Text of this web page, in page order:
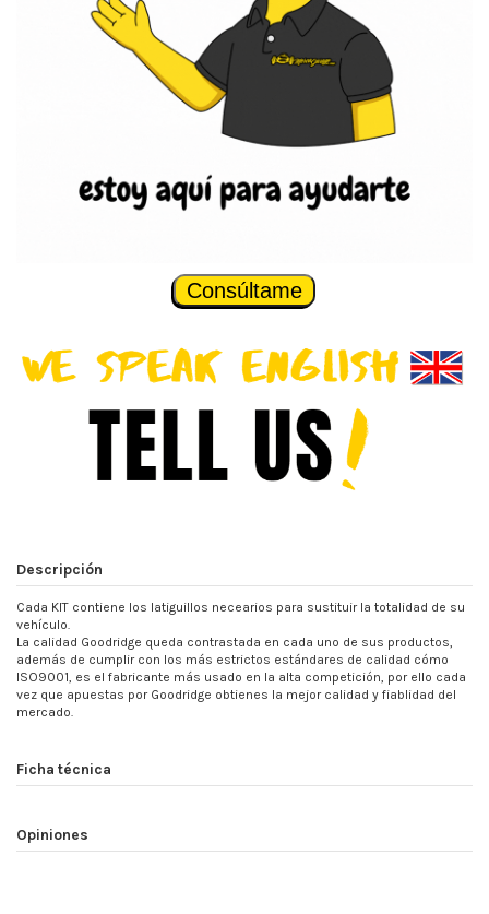
Consúltame
Descripción
Cada KIT contiene los latiguillos necearios para sustituir la totalidad de su
vehículo.
La calidad Goodridge queda contrastada en cada uno de sus productos,
además de cumplir con los más estrictos estándares de calidad cómo
ISO9001, es el fabricante más usado en la alta competición, por ello cada
vez que apuestas por Goodridge obtienes la mejor calidad y fiablidad del
mercado.
Ficha técnica
Opiniones